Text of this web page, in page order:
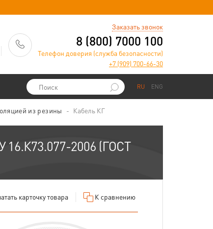
Заказать звонок
8 (800) 7000 100
Телефон доверия (служба безопасности)
+7 (909) 700-66-30
RU ENG
из резины Кабель КГ
16.К73.077-2006 (ГОСТ
карточку товара К сравнению